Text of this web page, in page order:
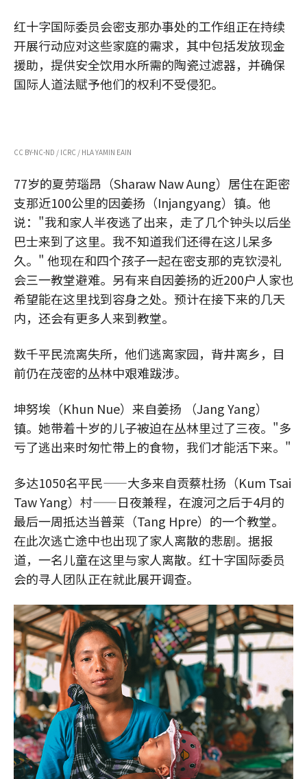
红十字国际委员会密支那办事处的工作组正在持续
开展行动应对这些家庭的需求，其中包括发放现金
援助，提供安全饮用水所需的陶瓷过滤器，并确保
国际人道法赋予他们的权利不受侵犯。
CC BY-NC-ND / ICRC / HLA YAMIN EAIN
77岁的夏劳瑙昂（Sharaw Naw Aung）居住在距密
支那近100公里的因姜扬（Injangyang）镇。他
说："我和家人半夜逃了出来，走了几个钟头以后坐
巴士来到了这里。我不知道我们还得在这儿呆多
久。" 他现在和四个孩子一起在密支那的克钦浸礼
会三一教堂避难。另有来自因姜扬的近200户人家也
希望能在这里找到容身之处。预计在接下来的几天
内，还会有更多人来到教堂。
数千平民流离失所，他们逃离家园，背井离乡，目
前仍在茂密的丛林中艰难跋涉。
坤努埃（Khun Nue）来自姜扬 （Jang Yang）
镇。她带着十岁的儿子被迫在丛林里过了三夜。"多
亏了逃出来时匆忙带上的食物，我们才能活下来。"
多达1050名平民——大多来自贡蔡杜扬（Kum Tsai
Taw Yang）村——日夜兼程，在渡河之后于4月的
最后一周抵达当普莱（Tang Hpre）的一个教堂。
在此次逃亡途中也出现了家人离散的悲剧。据报
道，一名儿童在这里与家人离散。红十字国际委员
会的寻人团队正在就此展开调查。